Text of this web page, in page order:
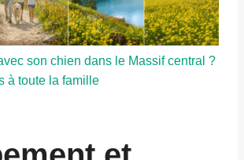
son chien dans le Massif central ?
à toute la famille